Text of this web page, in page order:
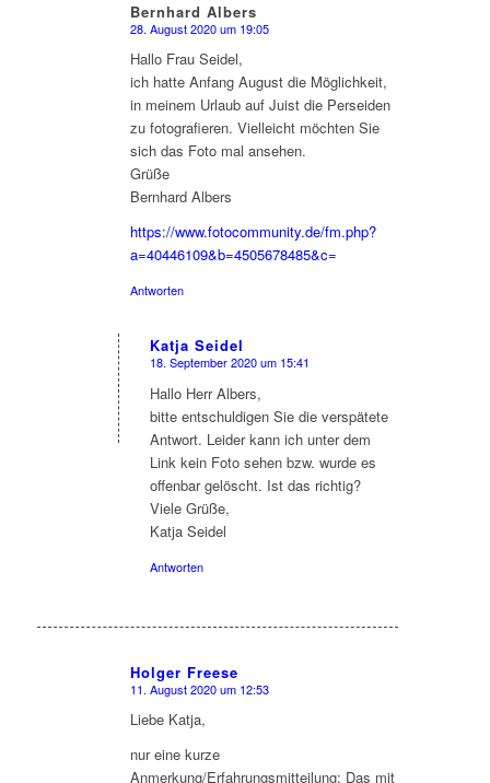
Bernhard Albers
sagte:
28. August 2020 um 19:05
Hallo Frau Seidel,
ich hatte Anfang August die Möglichkeit,
in meinem Urlaub auf Juist die Perseiden
zu fotografieren. Vielleicht möchten Sie
sich das Foto mal ansehen.
Grüße
Bernhard Albers
https://www.fotocommunity.de/fm.php?
a=40446109&b=4505678485&c=
Antworten
Katja Seidel
sagte:
18. September 2020 um 15:41
Hallo Herr Albers,
bitte entschuldigen Sie die verspätete
Antwort. Leider kann ich unter dem
Link kein Foto sehen bzw. wurde es
offenbar gelöscht. Ist das richtig?
Viele Grüße,
Katja Seidel
Antworten
Holger Freese
sagte:
11. August 2020 um 12:53
Liebe Katja,
nur eine kurze
Anmerkung/Erfahrungsmitteilung: Das mit